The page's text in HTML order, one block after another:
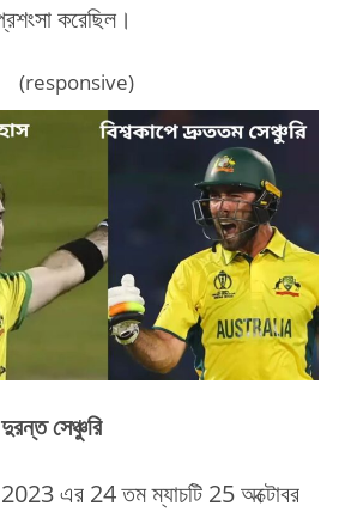
করেছিল।
(responsive)
সেঞ্চুরি
এর 24 তম ম্যাচটি 25 অক্টোবর